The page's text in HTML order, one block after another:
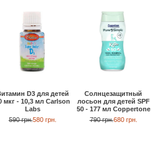
D3 для детей
мкг - 10,3 мл Carlson
Labs
590 грн.580 грн.
Солнцезащитный
лосьон для детей SPF
50 - 177 мл Coppertone
790 грн.680 грн.